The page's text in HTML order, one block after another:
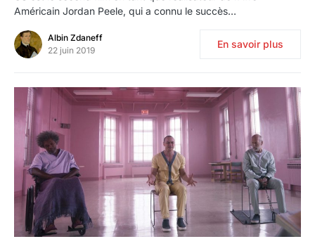
Américain Jordan Peele, qui a connu le succès…
Albin Zdaneff
22 juin 2019
En savoir plus